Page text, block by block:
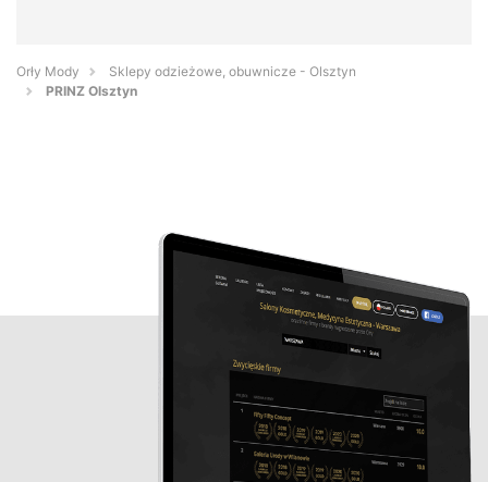
Orły Mody
Sklepy odzieżowe, obuwnicze - Olsztyn
PRINZ Olsztyn